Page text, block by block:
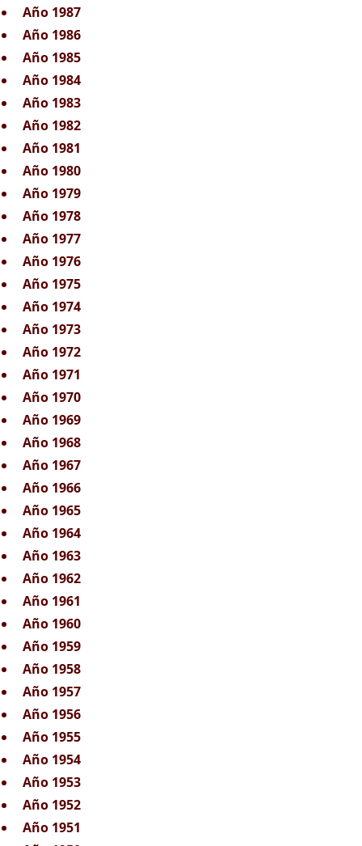
Año 1987
Año 1986
Año 1985
Año 1984
Año 1983
Año 1982
Año 1981
Año 1980
Año 1979
Año 1978
Año 1977
Año 1976
Año 1975
Año 1974
Año 1973
Año 1972
Año 1971
Año 1970
Año 1969
Año 1968
Año 1967
Año 1966
Año 1965
Año 1964
Año 1963
Año 1962
Año 1961
Año 1960
Año 1959
Año 1958
Año 1957
Año 1956
Año 1955
Año 1954
Año 1953
Año 1952
Año 1951